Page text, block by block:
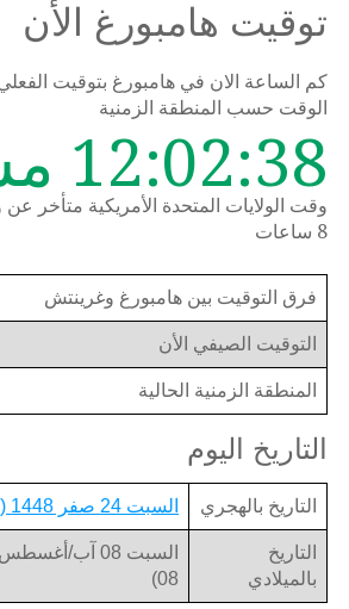
توقيت هامبورغ الأن
كم الساعة الان في هامبورغ بتوقيت
الوقت حسب المنطقة الزمنية
12:02:38 مساءً
وقت الولايات المتحدة الأمريكية متأخر
8 ساعات
فرق التوقيت بين هامبورغ وغرينتش
التوقيت الصيفي الأن
المنطقة الزمنية الحالية
التاريخ اليوم
التاريخ بالهجري السبت 24 صفر 1448 (1448-02-24)
التاريخ
بالميلادي
08)